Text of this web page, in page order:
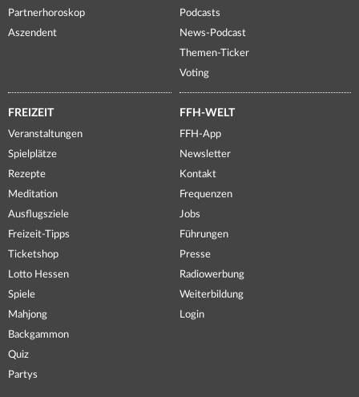
Partnerhoroskop
Aszendent
Podcasts
News-Podcast
Themen-Ticker
Voting
FREIZEIT
Veranstaltungen
Spielplätze
Rezepte
Meditation
Ausflugsziele
Freizeit-Tipps
Ticketshop
Lotto Hessen
Spiele
Mahjong
Backgammon
Quiz
Partys
FFH-WELT
FFH-App
Newsletter
Kontakt
Frequenzen
Jobs
Führungen
Presse
Radiowerbung
Weiterbildung
Login